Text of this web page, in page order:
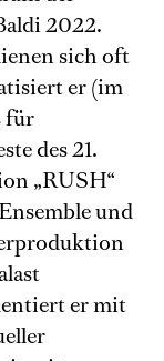
2022.
sich oft
er (im
für
des 21.
„RUSH“
und
er mit